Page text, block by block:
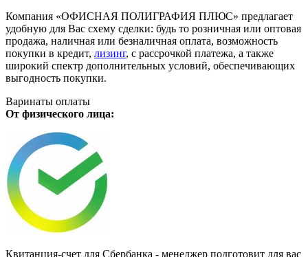
Компания «ОФИСНАЯ ПОЛИГРАФИЯ ПЛЮС» предлагает
удобную для Вас схему сделки: будь то розничная или оптовая
продажа, наличная или безналичная оплата, возможность
покупки в кредит, лизинг, с рассрочкой платежа, а также
широкий спектр дополнительных условий, обеспечивающих
выгодность покупки.
Варинаты оплаты
От физического лица:
Квитанция-счет для Сбербанка - менеджер подготовит для вас